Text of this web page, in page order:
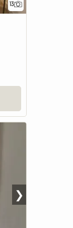
13
❯